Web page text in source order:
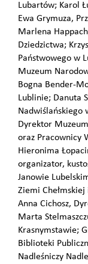
Lubartów; Karol
Ewa Grymuza,
Marlena
Dziedzictwa;
Państwowego w
Muzeum
Bogna Bender-
Lublinie; Danuta
Nadwiślańskiego
Dyrektor
oraz Pracownicy
Hieronima
organizator,
Janowie
Ziemi
Anna Cichosz,
Marta
Krasnymstawie;
Biblioteki
Nadleśniczy